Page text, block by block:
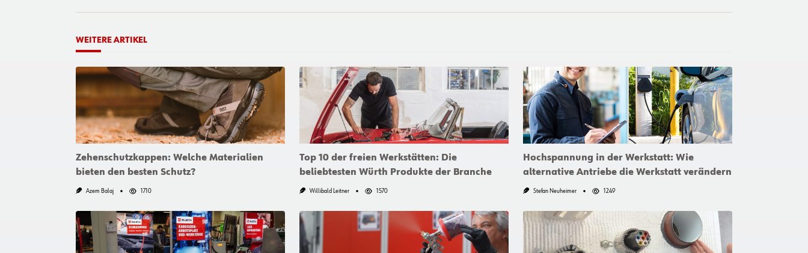
text">Page</span>
WEITERE ARTIKEL
Zehenschutzkappen: Welche Materialien
bieten den besten Schutz?
Azem Balaj 1710
Top 10 der freien Werkstätten: Die
beliebtesten Würth Produkte der Branche
Willibald Leitner 1570
Hochspannung in der Werkstatt: Wie
alternative Antriebe die Werkstatt verändern
Stefan Neuheimer 1249